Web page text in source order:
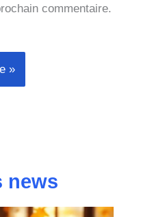
commentaire.
news